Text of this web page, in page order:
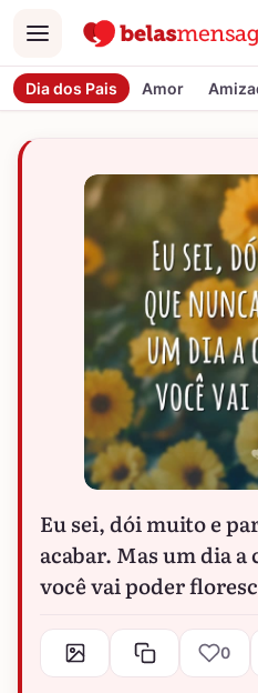
Menu
Dia dos Pais Amor
Eu sei, dói muito e
acabar. Mas um dia
você vai poder
0